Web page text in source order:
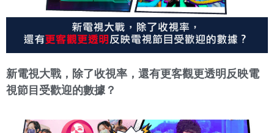
新電視大戰，除了收視率，還有更客觀更透明反映電
視節目受歡迎的數據？